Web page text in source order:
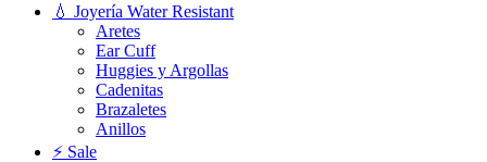
💧 Joyería Water Resistant
Aretes
Ear Cuff
Huggies y Argollas
Cadenitas
Brazaletes
Anillos
⚡ Sale